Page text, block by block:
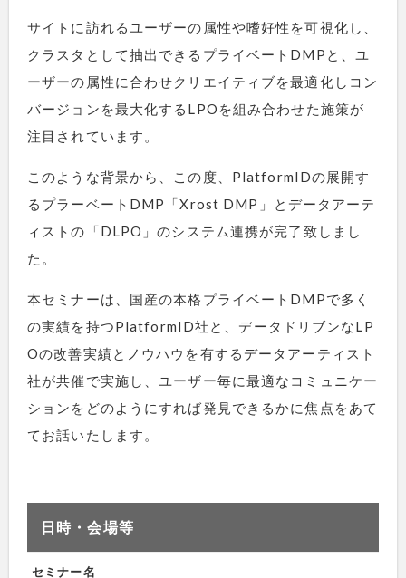
サイトに訪れるユーザーの属性や嗜好性を可視化し、
クラスタとして抽出できるプライベートDMPと、ユ
ーザーの属性に合わせクリエイティブを最適化しコン
バージョンを最大化するLPOを組み合わせた施策が
注目されています。
このような背景から、この度、PlatformIDの展開す
るプラーベートDMP「Xrost DMP」とデータアーテ
ィストの「DLPO」のシステム連携が完了致しまし
た。
本セミナーは、国産の本格プライベートDMPで多く
の実績を持つPlatformID社と、データドリブンなLP
Oの改善実績とノウハウを有するデータアーティスト
社が共催で実施し、ユーザー毎に最適なコミュニケー
ションをどのようにすれば発見できるかに焦点をあて
てお話いたします。
日時・会場等
セミナー名